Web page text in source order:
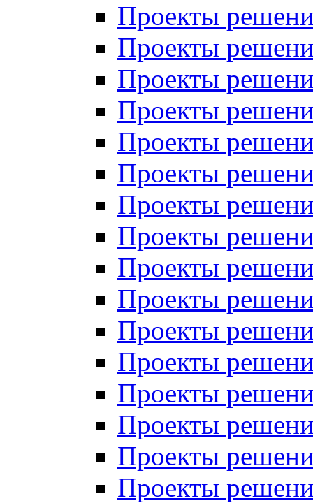
Проекты
Проекты
Проекты
Проекты
Проекты
Проекты
Проекты
Проекты
Проекты
Проекты
Проекты
Проекты
Проекты
Проекты
Проекты
Проекты